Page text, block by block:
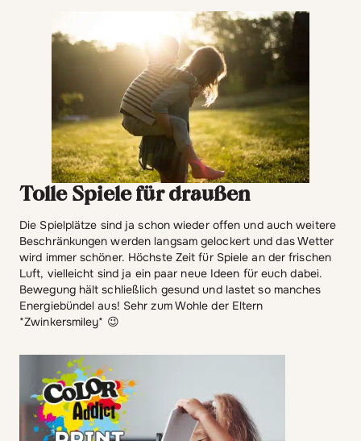
Tolle Spiele für draußen
Die Spielplätze sind ja schon wieder offen und auch weitere
Beschränkungen werden langsam gelockert und das Wetter
wird immer schöner. Höchste Zeit für Spiele an der frischen
Luft, vielleicht sind ja ein paar neue Ideen für euch dabei.
Bewegung hält schließlich gesund und lastet so manches
Energiebündel aus! Sehr zum Wohle der Eltern
*Zwinkersmiley* 😉